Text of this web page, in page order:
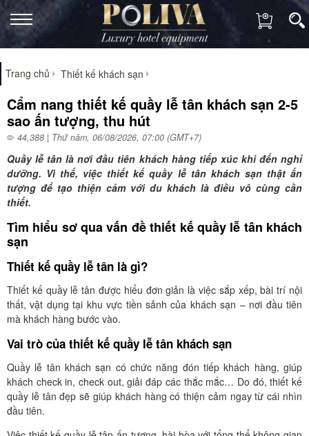
Trang chủ Thiết kế khách sạn
Cẩm nang thiết kế quầy lễ tân khách sạn 2-5
sao ấn tượng, thu hút
44,388 | Thứ năm, 06/08/2026, 07:00 (GMT+7)
Quầy lễ tân là nơi đầu tiên khách hàng tiếp xúc khi đến nghỉ
dưỡng. Vì thế, việc thiết kế quầy lễ tân khách sạn thật ấn
tượng để tạo thiện cảm với du khách là điều vô cùng cần
thiết.
Tìm hiểu sơ qua vấn đề thiết kế quầy lễ tân khách
sạn
Thiết kế quầy lễ tân là gì?
Thiết kế quầy lễ tân được hiểu đơn giản là việc sắp xếp, bài trí nội
thất, vật dụng tại khu vực tiền sảnh của khách sạn – nơi đầu tiên
mà khách hàng bước vào.
Vai trò của thiết kế quầy lễ tân khách sạn
Quầy lễ tân khách sạn có chức năng đón tiếp khách hàng, giúp
khách check in, check out, giải đáp các thắc mắc… Do đó, thiết kế
quầy lễ tân đẹp sẽ giúp khách hàng có thiện cảm ngay từ cái nhìn
đầu tiên.